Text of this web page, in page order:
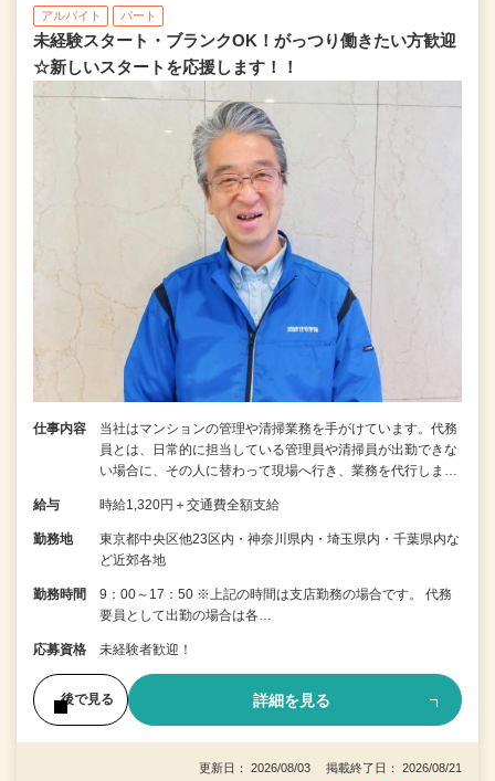
アルバイト パート
未経験スタート・ブランクOK！がっつり働きたい方歓迎
☆新しいスタートを応援します！！
仕事内容
当社はマンションの管理や清掃業務を手がけています。代務
員とは、日常的に担当している管理員や清掃員が出勤できな
い場合に、その人に替わって現場へ行き、業務を代行しま…
給与 時給1,320円＋交通費全額支給
勤務地
東京都中央区他23区内・神奈川県内・埼玉県内・千葉県内な
ど近郊各地
勤務時間
9：00～17：50 ※上記の時間は支店勤務の場合です。 代務
要員として出勤の場合は各…
応募資格 未経験者歓迎！
後で見る 詳細を見る
更新日： 2026/08/03 掲載終了日： 2026/08/21